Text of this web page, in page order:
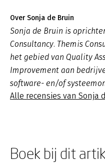
Over Sonja de Bruin
Sonja de Bruin is
Consultancy. Themis
het gebied van Quality
Improvement aan
software- en/of
Alle recensies van Sonja
Boek bij dit